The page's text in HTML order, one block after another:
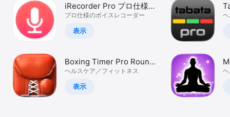
iPad
Mac
Watch
TV
iRecorder Pro プロ仕様の
ボイスレコーダー
プロ仕様のボイスレコーダー
表示
Boxing Timer Pro Round
Timer
ヘルスケア／フィットネス
表示